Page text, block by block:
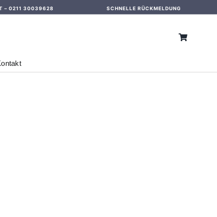
– 0211 30039628 SCHNELLE RÜCKMELDUNG